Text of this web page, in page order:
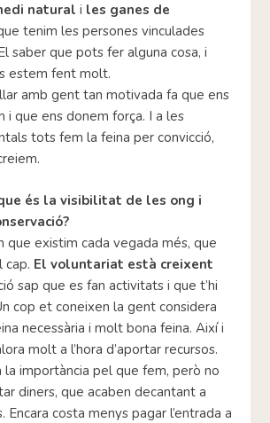
naturali les ganes de
tenim les persones vinculades
saber que pots fer alguna cosa, i
estem fent molt.
amb gent tan motivada fa que ens
i que ens donem força. I a les
tots fem la feina per convicció,
és la visibilitat de les ong i
que existim cada vegada més, que
cap. El voluntariat està creixent
sap que es fan activitats i que t’hi
cop et coneixen la gent considera
necessària i molt bona feina. Així i
molt a l’hora d’aportar recursos.
la importància pel que fem, però no
diners, que acaben decantant a
costa menys pagar l’entrada a